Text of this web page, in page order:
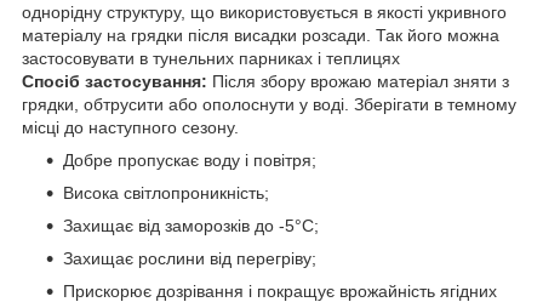
однорідну структуру, що використовується в якості укривного
матеріалу на грядки після висадки розсади. Так його можна
застосовувати в тунельних парниках і теплицях
Спосіб застосування: Після збору врожаю матеріал зняти з
грядки, обтрусити або ополоснути у воді. Зберігати в темному
місці до наступного сезону.
Добре пропускає воду і повітря;
Висока світлопроникність;
Захищає від заморозків до -5°С;
Захищає рослини від перегріву;
Прискорює дозрівання і покращує врожайність ягідних